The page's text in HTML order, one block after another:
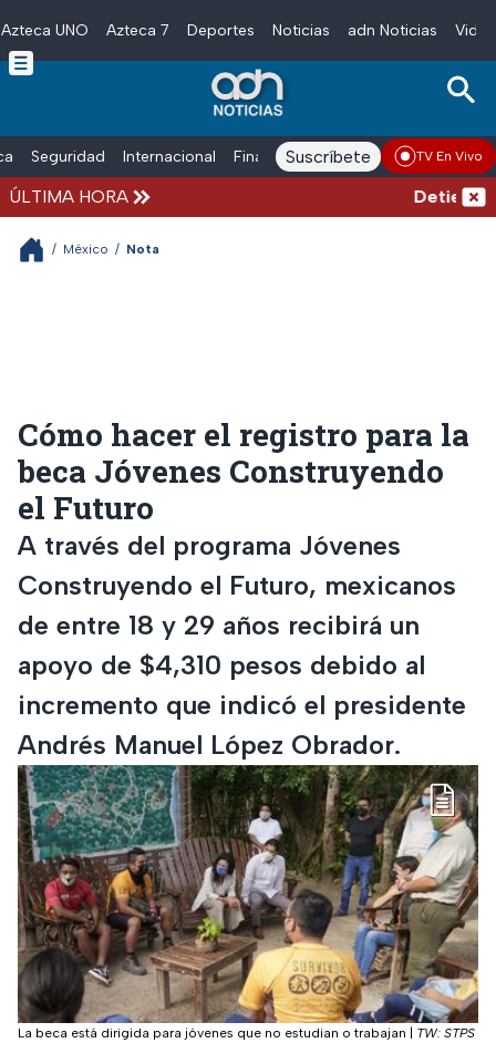
Skip to main content
Azteca UNO Azteca 7 Deportes Noticias adn Noticias
Seguridad Internacional Finanzas adn Noticias Radio
Suscríbete TV En Vivo
ÚLTIMA HORA Detienen
/ México / Nota
Cómo hacer el registro para la
beca Jóvenes Construyendo
el Futuro
A través del programa Jóvenes
Construyendo el Futuro, mexicanos
de entre 18 y 29 años recibirá un
apoyo de $4,310 pesos debido al
incremento que indicó el presidente
Andrés Manuel López Obrador.
La beca está dirigida para jóvenes que no estudian o trabajan
TW: STPS